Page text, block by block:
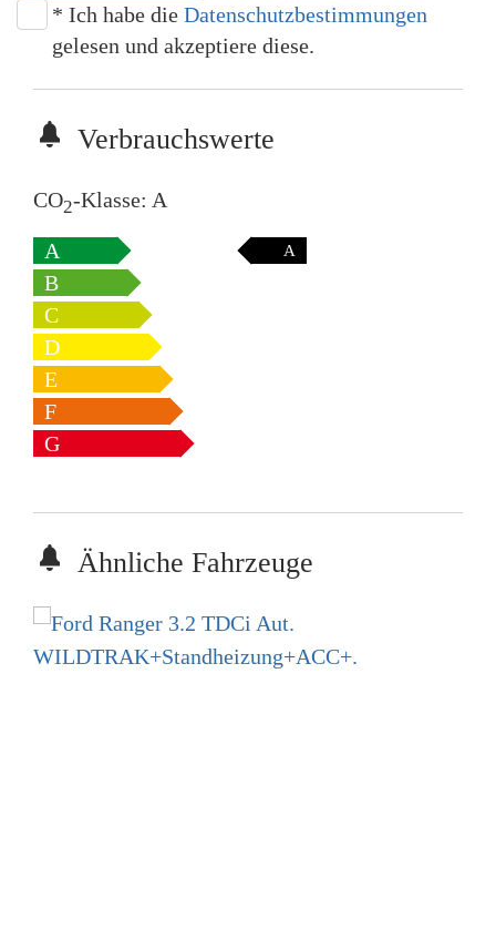
* Ich habe die Datenschutzbestimmungen
gelesen und akzeptiere diese.
Verbrauchswerte
CO2-Klasse: A
A A
B
C
D
E
F
G
Ähnliche Fahrzeuge